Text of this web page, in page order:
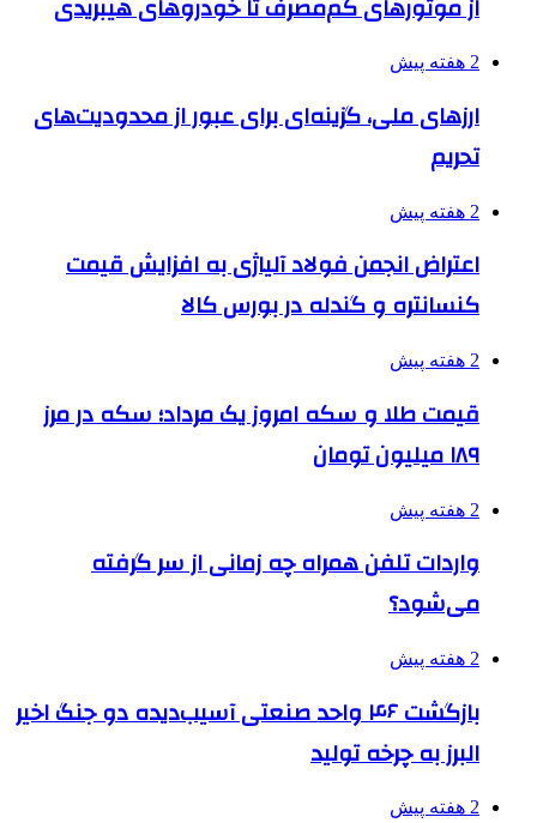
2 هفته پیش
ارزهای ملی، گزینه‌ای برای عبور از محدودیت‌های
تحریم
2 هفته پیش
اعتراض انجمن فولاد آلیاژی به افزایش قیمت
کنسانتره و گندله در بورس کالا
2 هفته پیش
قیمت طلا و سکه امروز یک مرداد؛ سکه در مرز
۱۸۹ میلیون تومان
2 هفته پیش
واردات تلفن همراه چه زمانی از سر گرفته
می‌شود؟
2 هفته پیش
بازگشت ۴۶ واحد صنعتی آسیب‌دیده دو جنگ اخیر
البرز به چرخه تولید
2 هفته پیش